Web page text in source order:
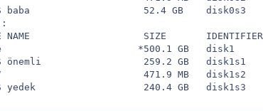
baba                    52.4 GB    disk0s3
NAME                    SIZE       IDENTIFIER
*500.1 GB   disk1
önemli                  259.2 GB   disk1s1
471.9 MB   disk1s2
yedek                   240.4 GB   disk1s3